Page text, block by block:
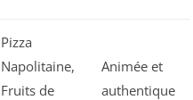
Pizza
Napolitaine,
Fruits de
Animée et
authentique